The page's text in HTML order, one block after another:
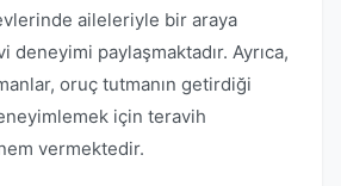
aileleriyle bir araya
deneyimi paylaşmaktadır. Ayrıca,
oruç tutmanın getirdiği
için teravih
vermektedir.